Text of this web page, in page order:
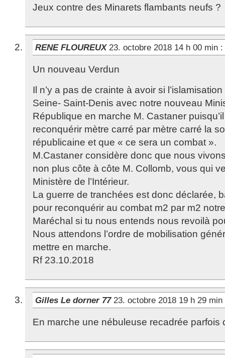
Jeux contre des Minarets flambants neufs ?
RENE FLOUREUX 23. octobre 2018 14 h 00 min :
Un nouveau Verdun
Il n’y a pas de crainte à avoir si
Seine- Saint-Denis avec notre nouveau
République en marche M. Castaner
reconquérir mètre carré par mètre carré la
républicaine et que « ce sera un combat ».
M.Castaner considère donc que nous
non plus côte à côte M. Collomb, vous qui
Ministère de l’Intérieur.
La guerre de tranchées est donc déclarée,
pour reconquérir au combat m2 par m2
Maréchal si tu nous entends nous revoilà
Nous attendons l’ordre de mobilisation
mettre en marche.
Rf 23.10.2018
Gilles Le dorner 77 23. octobre 2018 19 h 29 min
En marche une nébuleuse recadrée parfois